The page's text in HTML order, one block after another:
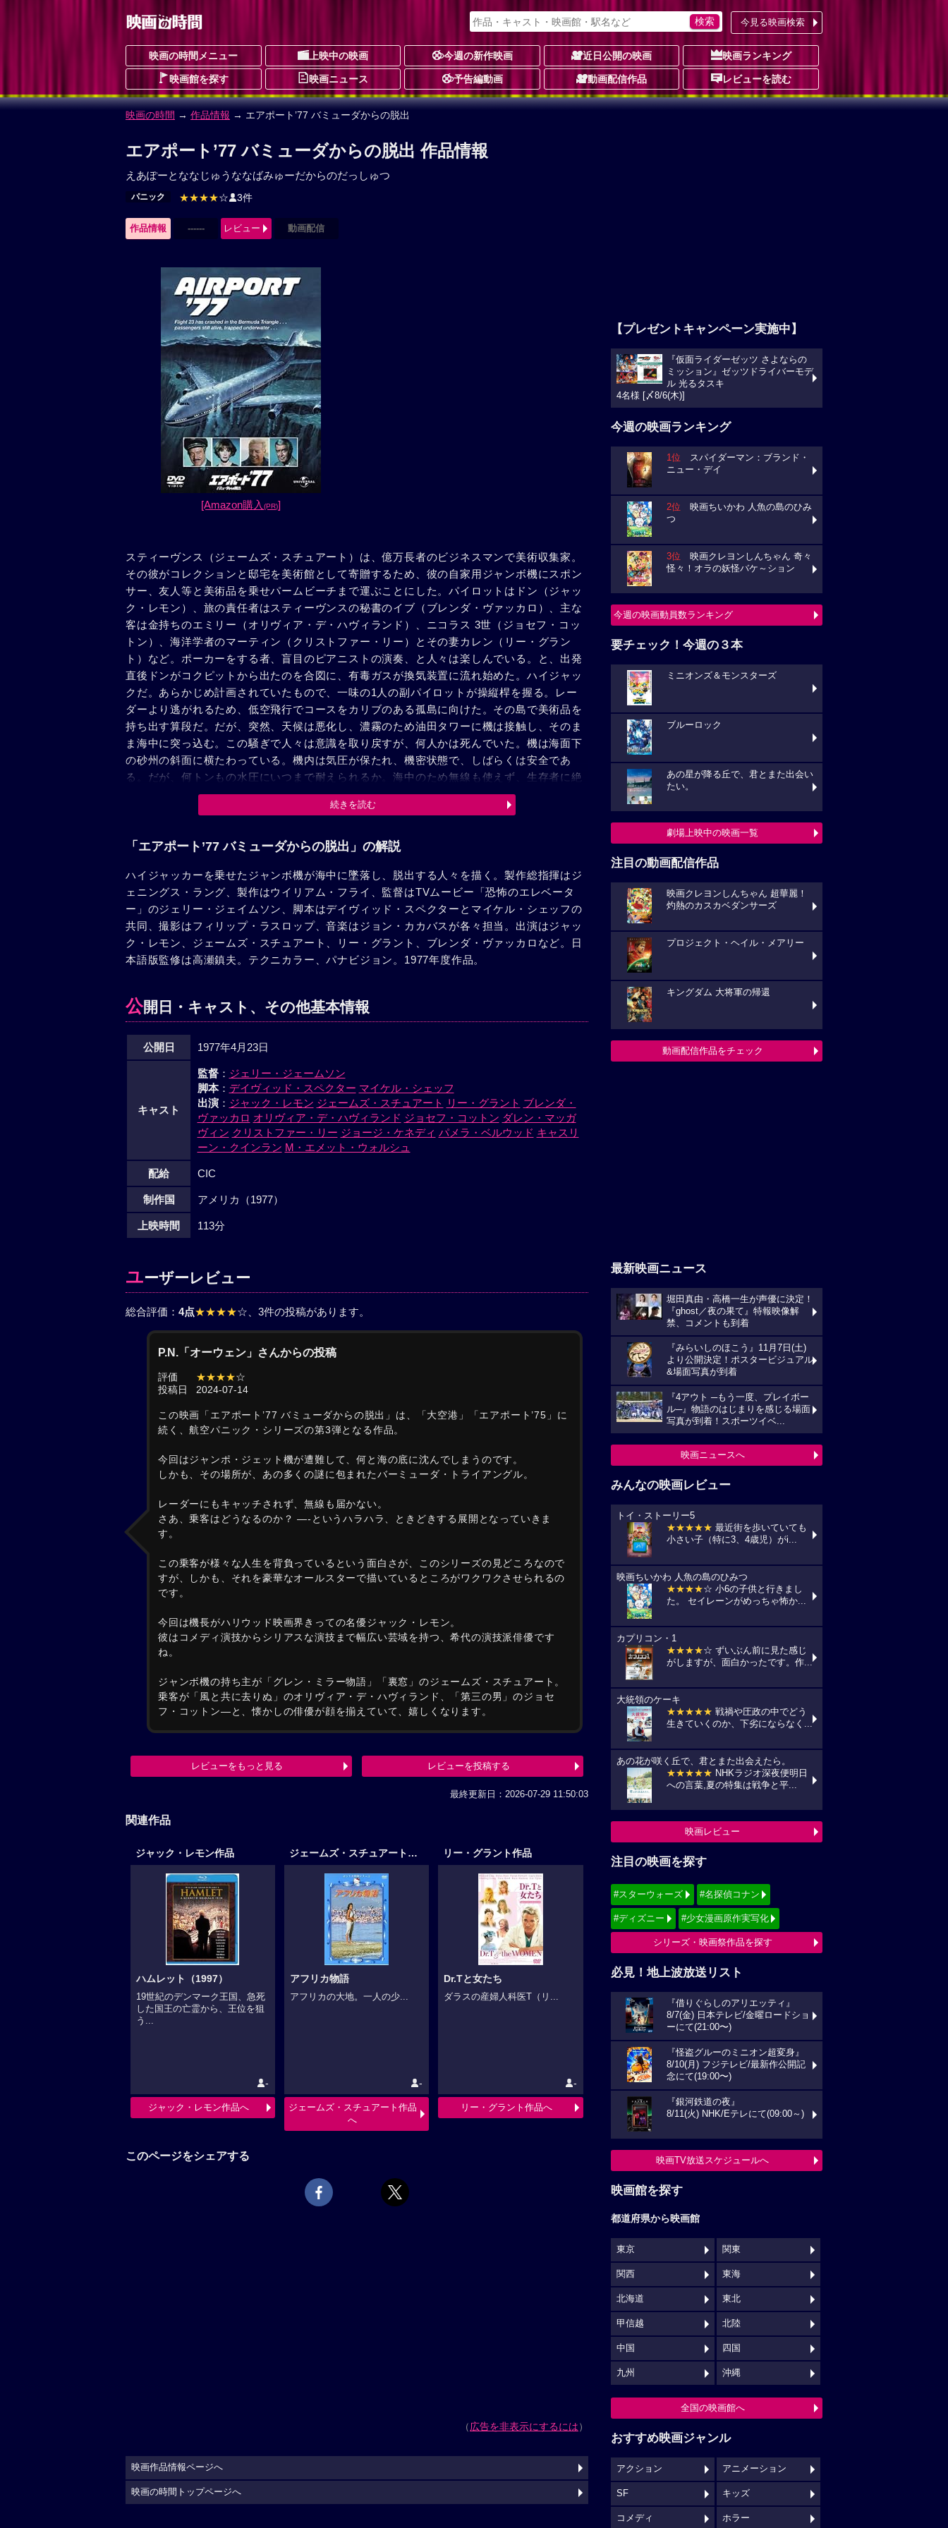
今見る映画検索
映画の時間メニュー 上映中の映画 今週の新作映画 近日公開の映画 映画ランキング
映画館を探す 映画ニュース 予告編動画 動画配信作品 レビューを読む
映画の時間 → 作品情報 → エアポート’77 バミューダからの脱出
エアポート’77 バミューダからの脱出 作品情報
えあぽーとななじゅうななばみゅーだからのだっしゅつ
パニック ★★★★☆ 3件
作品情報 ------ レビュー 動画配信
[Amazon購入(PR)]
スティーヴンス（ジェームズ・スチュアート）は、億万長者のビジネスマンで美術収集家。
その彼がコレクションと邸宅を美術館として寄贈するため、彼の自家用ジャンボ機にスポン
サー、友人等と美術品を乗せパームビーチまで運ぶことにした。パイロットはドン（ジャッ
ク・レモン）、旅の責任者はスティーヴンスの秘書のイブ（ブレンダ・ヴァッカロ）、主な
客は金持ちのエミリー（オリヴィア・デ・ハヴィランド）、ニコラス 3世（ジョセフ・コッ
トン）、海洋学者のマーティン（クリストファー・リー）とその妻カレン（リー・グラン
ト）など。ポーカーをする者、盲目のピアニストの演奏、と人々は楽しんでいる。と、出発
直後ドンがコクピットから出たのを合図に、有毒ガスが換気装置に流れ始めた。ハイジャッ
クだ。あらかじめ計画されていたもので、一味の1人の副パイロットが操縦桿を握る。レー
ダーより逃がれるため、低空飛行でコースをカリブのある孤島に向けた。その島で美術品を
持ち出す算段だ。だが、突然、天候は悪化し、濃霧のため油田タワーに機は接触し、そのま
ま海中に突っ込む。この騒ぎで人々は意識を取り戻すが、何人かは死んでいた。機は海面下
の砂州の斜面に横たわっている。機内は気圧が保たれ、機密状態で、しばらくは安全であ
る。だが、何トンもの水圧にいつまで耐えられるか。海中のため無線も使えず、生存者に絶
望の色が広がっていった。ドンは傷ついた人々を救うため指揮をとる。ハイジャッカー達は
死体と化していた。一方、ジャンボ機がレーダーより消えた事をスティーヴンスは知らされ
ケネディ）もそれに加わっている。機内からマーティンとドンが脱出し、マーティンは死ぬ
出する大規模な作戦が始まる。やがて助けられてくる人々……その顔はつかれきっていた。
（CIC配給1時間53分）
続きを読む
「エアポート’77 バミューダからの脱出」の解説
ハイジャッカーを乗せたジャンボ機が海中に墜落し、脱出する人々を描く。製作総指揮はジ
ェニングス・ラング、製作はウイリアム・フライ、監督はTVムービー「恐怖のエレベータ
ー」のジェリー・ジェイムソン、脚本はデイヴィッド・スペクターとマイケル・シェッフの
共同、撮影はフィリップ・ラスロップ、音楽はジョン・カカバスが各々担当。出演はジャッ
ク・レモン、ジェームズ・スチュアート、リー・グラント、ブレンダ・ヴァッカロなど。日
本語版監修は高瀬鎮夫。テクニカラー、パナビジョン。1977年度作品。
公開日・キャスト、その他基本情報
公開日 1977年4月23日
キャスト
監督： ジェリー・ジェームソン
脚本： デイヴィッド・スペクター マイケル・シェッフ
出演： ジャック・レモン ジェームズ・スチュアート リー・グラント ブレンダ・
ヴァッカロ オリヴィア・デ・ハヴィランド ジョセフ・コットン ダレン・マッガ
ヴィン クリストファー・リー ジョージ・ケネディ パメラ・ベルウッド キャスリ
ーン・クインラン M・エメット・ウォルシュ
配給 CIC
制作国 アメリカ（1977）
上映時間 113分
ユーザーレビュー
総合評価： 4点★★★★☆ 、3件の投稿があります。
P.N.「オーウェン」さんからの投稿
評価 ★★★★☆
投稿日
2024-07-14
この映画「エアポート’77 バミューダからの脱出」は、「大空港」「エアポート’75」に
続く、航空パニック・シリーズの第3弾となる作品。
今回はジャンポ・ジェット機が遭難して、何と海の底に沈んでしまうのです。
しかも、その場所が、あの多くの謎に包まれたバーミューダ・トライアングル。
レーダーにもキャッチされず、無線も届かない。
さあ、乗客はどうなるのか？ —-というハラハラ、ときどきする展開となっていきま
す。
この乗客が様々な人生を背負っているという面白さが、このシリーズの見どころなので
すが、しかも、それを豪華なオールスターで描いているところがワクワクさせられるの
です。
今回は機長がハリウッド映画界きっての名優ジャック・レモン。
彼はコメディ演技からシリアスな演技まで幅広い芸域を持つ、希代の演技派俳優です
ね。
ジャンボ機の持ち主が「グレン・ミラー物語」「裏窓」のジェームズ・スチュアート。
乗客が「風と共に去りぬ」のオリヴィア・デ・ハヴィランド、「第三の男」のジョセ
フ・コットン—と、懐かしの俳優が顔を揃えていて、嬉しくなります。
レビューをもっと見る レビューを投稿する
最終更新日：2026-07-29 11:50:03
関連作品
ジャック・レモン作品
ハムレット（1997）
19世紀のデンマーク王国、急死
した国王の亡霊から、王位を狙
う...
-
ジャック・レモン作品へ
ジェームズ・スチュアート作品
アフリカ物語
アフリカの大地。一人の少...
-
ジェームズ・スチュアート作品
へ
リー・グラント作品
Dr.Tと女たち
ダラスの産婦人科医T（リ...
-
リー・グラント作品へ
このページをシェアする
（広告を非表示にするには）
【プレゼントキャンペーン実施中】
『仮面ライダーゼッツ さよならの
ミッション』ゼッツドライバーモデ
ル 光るタスキ
4名様 [〆8/6(木)]
今週の映画ランキング
1位 スパイダーマン：ブランド・
ニュー・デイ
2位 映画ちいかわ 人魚の島のひみ
つ
3位 映画クレヨンしんちゃん 奇々
怪々！オラの妖怪バケ～ション
今週の映画動員数ランキング
要チェック！今週の３本
ミニオンズ＆モンスターズ
ブルーロック
あの星が降る丘で、君とまた出会い
たい。
劇場上映中の映画一覧
注目の動画配信作品
映画クレヨンしんちゃん 超華麗！
灼熱のカスカベダンサーズ
プロジェクト・ヘイル・メアリー
キングダム 大将軍の帰還
動画配信作品をチェック
最新映画ニュース
堀田真由・高橋一生が声優に決定！
『ghost／夜の果て』特報映像解
禁、コメントも到着
『みらいしのほこう』11月7日(土)
より公開決定！ポスタービジュアル
&場面写真が到着
『4アウト ─もう一度、プレイボー
ル─』物語のはじまりを感じる場面
写真が到着！スポーツイベ...
映画ニュースへ
みんなの映画レビュー
トイ・ストーリー5
★★★★★ 最近街を歩いていても
小さい子（特に3、4歳児）がi...
映画ちいかわ 人魚の島のひみつ
★★★★☆ 小6の子供と行きまし
た。 セイレーンがめっちゃ怖か...
カプリコン・1
★★★★☆ ずいぶん前に見た感じ
がしますが、面白かったです。作...
大統領のケーキ
★★★★★ 戦禍や圧政の中でどう
生きていくのか、下劣にならなく...
あの花が咲く丘で、君とまた出会えたら。
★★★★★ NHKラジオ深夜便明日
への言葉,夏の特集は戦争と平...
映画レビュー
注目の映画を探す
#スターウォーズ #名探偵コナン
#ディズニー #少女漫画原作実写化
シリーズ・映画祭作品を探す
必見！地上波放送リスト
『借りぐらしのアリエッティ』
8/7(金) 日本テレビ/金曜ロードショ
ーにて(21:00〜)
『怪盗グルーのミニオン超変身』
8/10(月) フジテレビ/最新作公開記
念にて(19:00〜)
『銀河鉄道の夜』
8/11(火) NHK/Eテレにて(09:00～)
映画TV放送スケジュールへ
映画館を探す
都道府県から映画館
東京 関東
関西 東海
北海道 東北
甲信越 北陸
中国 四国
九州 沖縄
全国の映画館へ
おすすめ映画ジャンル
アクション アニメーション
SF キッズ
コメディ ホラー
映画作品情報ページへ
映画の時間トップページへ